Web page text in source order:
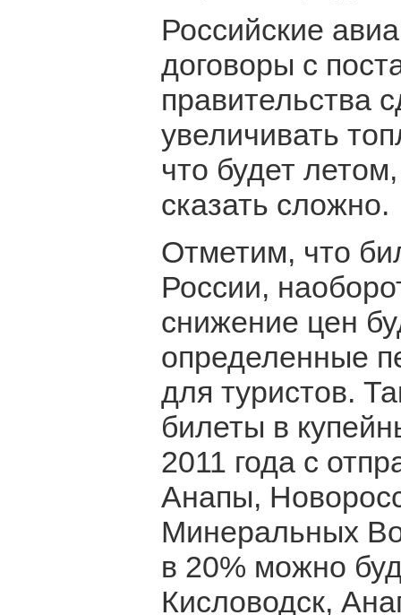
Российские
договоры с
правительства
увеличивать
что будет
сказать сложно.
Отметим, что
России,
снижение цен
определенные
для туристов.
билеты в
2011 года с
Анапы,
Минеральных
в 20% можно
Кисловодск,